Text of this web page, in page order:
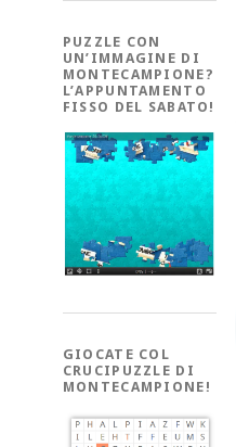
PUZZLE CON
UN’IMMAGINE DI
MONTECAMPIONE?
L’APPUNTAMENTO
FISSO DEL SABATO!
GIOCATE COL
CRUCIPUZZLE DI
MONTECAMPIONE!